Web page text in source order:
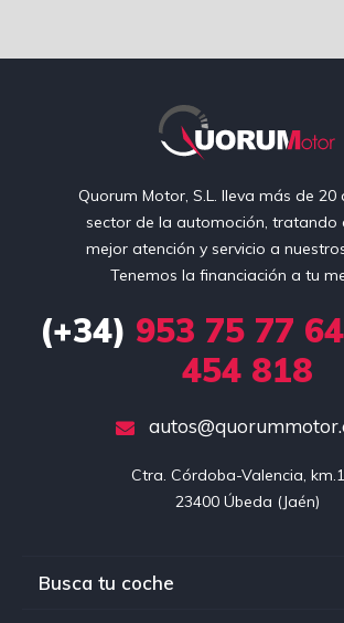
Quorum Motor, S.L. lleva más de 20
sector de la automoción, tratando
mejor atención y servicio a
Tenemos la financiación a tu
(+34) 953 75 77
454 818
Ctra. Córdoba-Valencia,
23400 Úbeda (Jaén)
Busca tu coche